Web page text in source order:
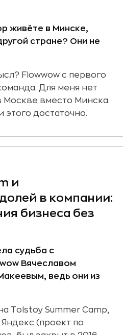
живёте в Минске,
стране? Они не
Flowwow с первого
Для меня нет
вместо Минска.
достаточно.
и
в компании:
бизнеса без
судьба с
Вячеславом
ведь они из
Tolstoy Summer Camp,
(проект по